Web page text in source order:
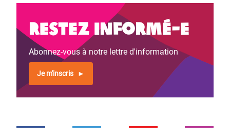
Restez informé-e
Abonnez-vous à notre lettre d'information
Je m'inscris